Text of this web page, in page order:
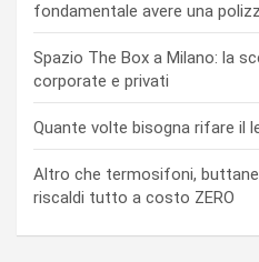
fondamentale avere una
Spazio The Box a Milano: la
corporate e privati
Quante volte bisogna rifare il
Altro che termosifoni, buttane
riscaldi tutto a costo ZERO